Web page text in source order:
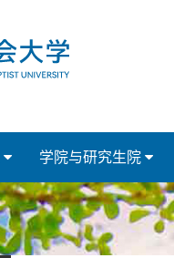
学院与研究生院